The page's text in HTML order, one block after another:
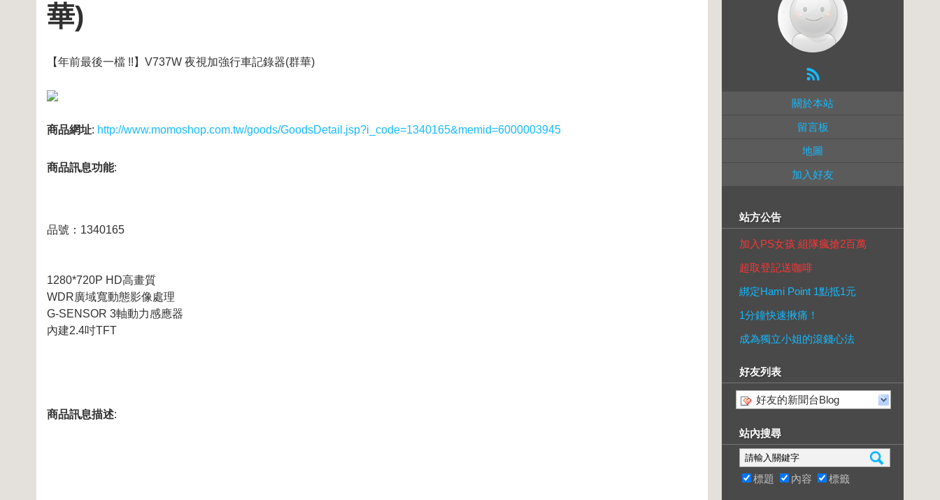
華)
【年前最後一檔 !!】V737W 夜視加強行車記錄器(群華)
商品網址: http://www.momoshop.com.tw/goods/GoodsDetail.jsp?i_code=1340165&memid=6000003945
商品訊息功能:
品號：1340165
1280*720P HD高畫質
WDR廣域寬動態影像處理
G-SENSOR 3軸動力感應器
內建2.4吋TFT
商品訊息描述:
關於本站
留言板
地圖
加入好友
站方公告
加入PS女孩 組隊瘋搶2百萬
超取登記送咖啡
綁定Hami Point 1點抵1元
1分鐘快速揪痛！
成為獨立小姐的滾錢心法
好友列表
好友的新聞台Blog
站內搜尋
標題 內容 標籤